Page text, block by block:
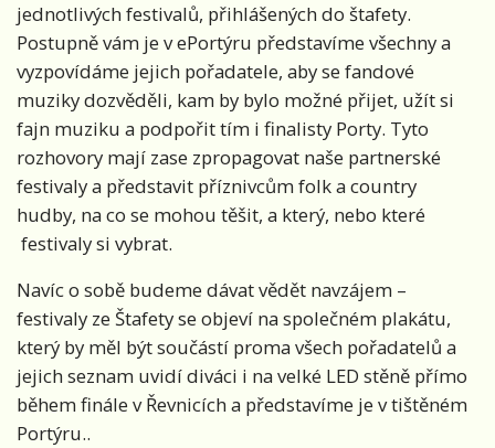
jednotlivých festivalů, přihlášených do štafety.
Postupně vám je v ePortýru představíme všechny a
vyzpovídáme jejich pořadatele, aby se fandové
muziky dozvěděli, kam by bylo možné přijet, užít si
fajn muziku a podpořit tím i finalisty Porty. Tyto
rozhovory mají zase zpropagovat naše partnerské
festivaly a představit příznivcům folk a country
hudby, na co se mohou těšit, a který, nebo které
festivaly si vybrat.
Navíc o sobě budeme dávat vědět navzájem –
festivaly ze Štafety se objeví na společném plakátu,
který by měl být součástí proma všech pořadatelů a
jejich seznam uvidí diváci i na velké LED stěně přímo
během finále v Řevnicích a představíme je v tištěném
Portýru..